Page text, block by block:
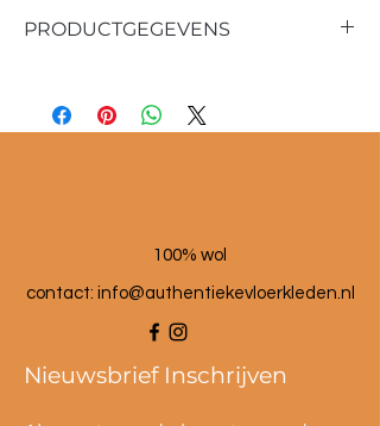
PRODUCTGEGEVENS
Afmetingen :
100% wol
contact: info@authentiekevloerkleden.nl
Nieuwsbrief Inschrijven